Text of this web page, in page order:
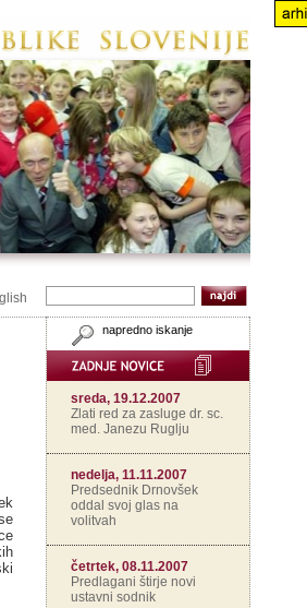
napredno iskanje
sreda, 19.12.2007
Zlati red za zasluge dr. sc.
med. Janezu Ruglju
nedelja, 11.11.2007
Predsednik Drnovšek
oddal svoj glas na
volitvah
četrtek, 08.11.2007
Predlagani štirje novi
ustavni sodnik